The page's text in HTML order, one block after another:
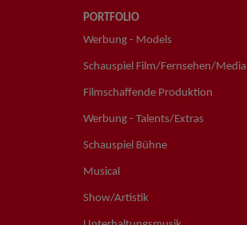
PORTFOLIO
Werbung - Models
Schauspiel Film/Fernsehen/Media
Filmschaffende Produktion
Werbung - Talents/Extras
Schauspiel Bühne
Musical
Show/Artistik